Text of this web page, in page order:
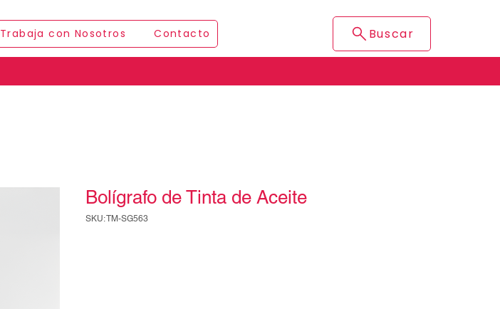
Trabaja con Nosotros Contacto Buscar
Bolígrafo de Tinta de Aceite
SKU: TM-SG563